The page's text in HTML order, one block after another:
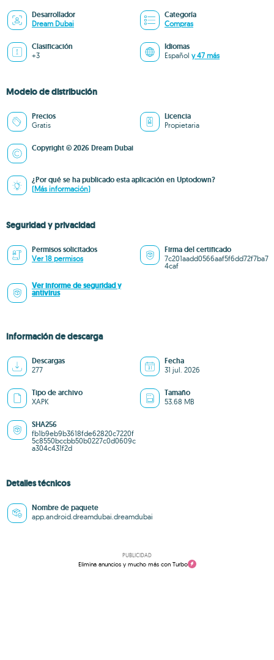
Desarrollador
Dream Dubai
Categoría
Compras
Clasificación
+3
Idiomas
Español y 47 más
Modelo de distribución
Precios
Gratis
Licencia
Propietaria
Copyright © 2026 Dream Dubai
¿Por qué se ha publicado esta aplicación en Uptodown?
(Más información)
Seguridad y privacidad
Permisos solicitados
Ver 18 permisos
Firma del certificado
7c201aadd0566aaf5f6dd72f7ba7
4caf
Ver informe de seguridad y
antivirus
Información de descarga
Descargas
277
Fecha
31 jul. 2026
Tipo de archivo
XAPK
Tamaño
53.68 MB
SHA256
fb1b9eb9b3618fde62820c7220f
5c8550bccbb50b0227c0d0609c
a304c431f2d
Detalles técnicos
Nombre de paquete
app.android.dreamdubai.dreamdubai
PUBLICIDAD
Elimina anuncios y mucho más con Turbo